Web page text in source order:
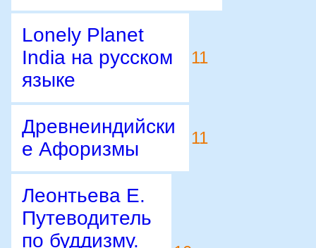
Lonely Planet
India на русском
языке
11
Древнеиндийски
е Афоризмы
11
Леонтьева Е.
Путеводитель
по буддизму.